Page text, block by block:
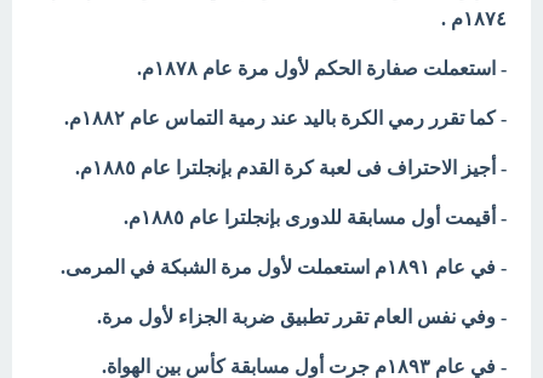
١٨٧٤م .
- استعملت صفارة الحكم لأول مرة عام ۱۸۷۸م.
- كما تقرر رمي الكرة باليد عند رمية التماس عام ١٨٨٢م.
- أجيز الاحتراف فى لعبة كرة القدم بإنجلترا عام ١٨٨٥م.
- أقيمت أول مسابقة للدورى بإنجلترا عام ١٨٨٥م.
- في عام ۱۸۹۱م استعملت لأول مرة الشبكة في المرمى.
- وفي نفس العام تقرر تطبيق ضربة الجزاء لأول مرة.
- في عام ۱۸۹۳م جرت أول مسابقة كأس بين الهواة.